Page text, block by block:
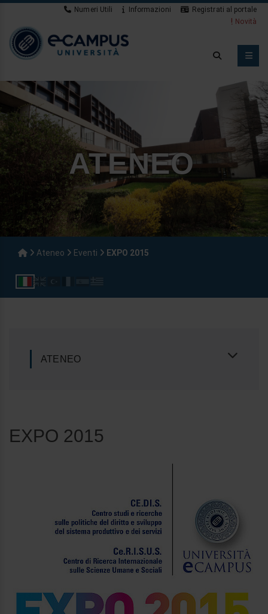
Numeri Utili Informazioni
Registrati al portale
Novità
ATENEO
Ateneo Eventi EXPO 2015
ATENEO
EXPO 2015